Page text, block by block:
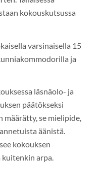
kokouskutsussa
varsinaisella 15
ja
läsnäolo- ja
päätökseksi
määrätty, se mielipide,
äänistä.
kokouksen
kuitenkin arpa.